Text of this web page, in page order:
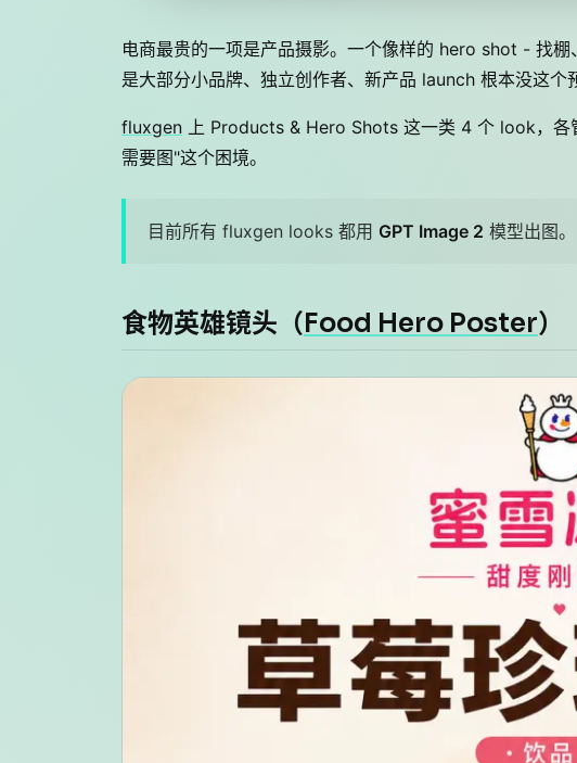
电商最贵的一项是产品摄影。一个像样的 hero shot - 找
是大部分小品牌、独立创作者、新产品 launch 根本没这个
fluxgen 上 Products & Hero Shots 这一类 4 个 look，各
需要图"这个困境。
目前所有 fluxgen looks 都用 GPT Image 2 模型出图。
食物英雄镜头（Food Hero Poster）